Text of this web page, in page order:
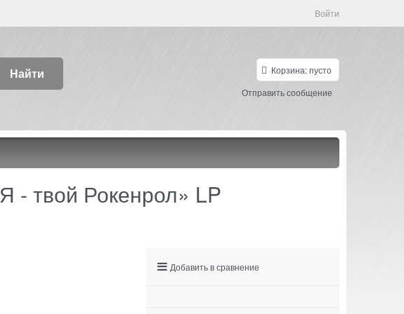
Войти
Найти Корзина:пусто
Отправить сообщение
- твой Рокенрол» LP
Добавить в сравнение